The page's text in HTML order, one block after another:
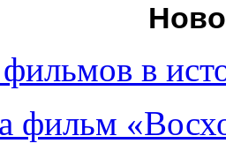
в
фильм